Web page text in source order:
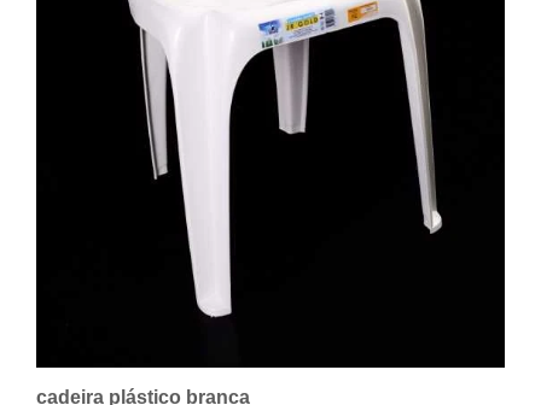
cadeira plástico branca